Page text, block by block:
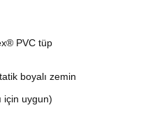
PVC tüp
boyalı zemin
için uygun)